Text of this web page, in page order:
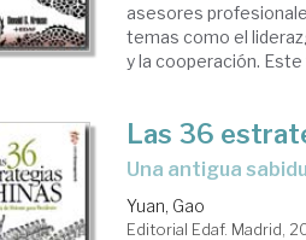
asesores
temas como el
y la cooperación. Este
Las 36
una antigua
Yuan, Gao
Editorial Edaf. Madrid,